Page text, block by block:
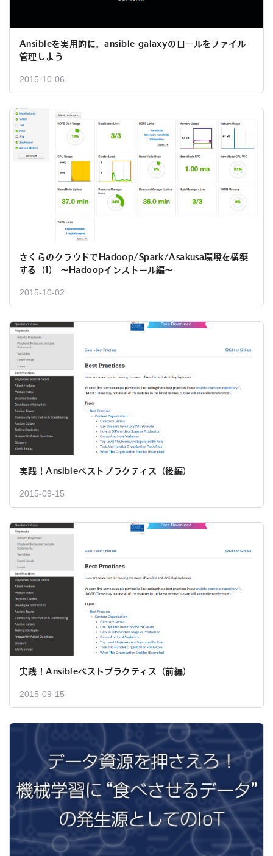
Ansibleを実用的に。ansible-galaxyのロールをファイル
管理しよう
2015-10-06
さくらのクラウドでHadoop/Spark/Asakusa環境を構築
する（1） ～Hadoopインストール編～
2015-10-02
実践！Ansibleベストプラクティス（後編）
2015-09-15
実践！Ansibleベストプラクティス（前編）
2015-09-15